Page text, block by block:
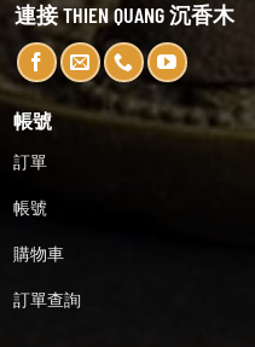
連接 THIEN QUANG 沉香木
帳號
訂單
帳號
購物車
訂單查詢